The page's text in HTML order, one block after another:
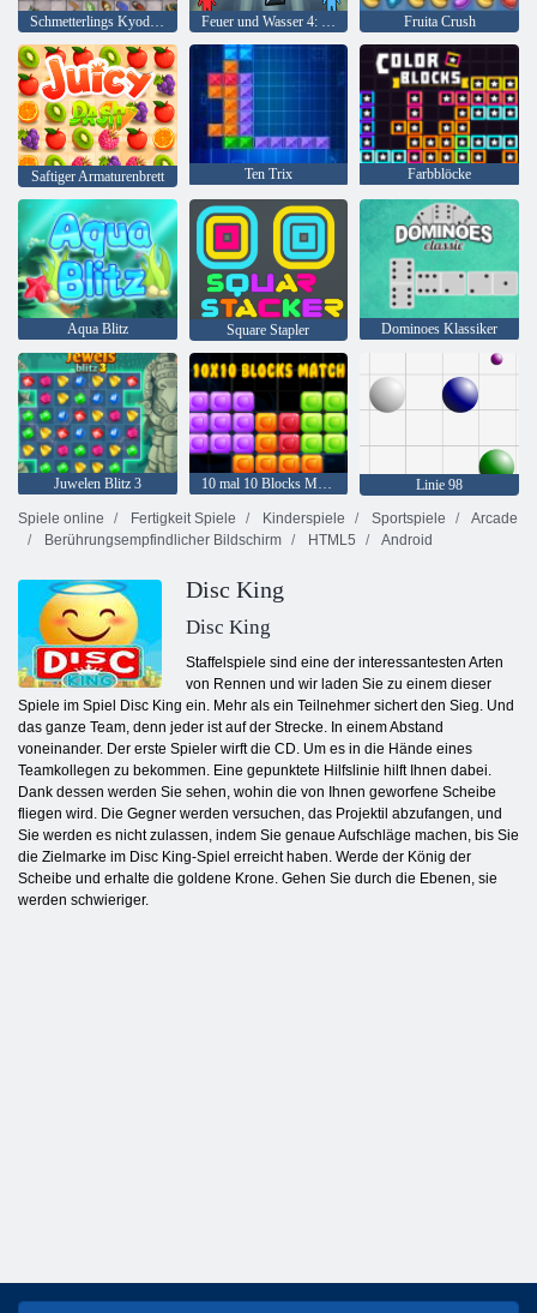
Schmetterlings Kyodai HD Feuer und Wasser 4: Kristalltempel Fruita Crush
Saftiger Armaturenbrett Ten Trix Farbblöcke
Aqua Blitz Square Stapler Dominoes Klassiker
Juwelen Blitz 3 10 mal 10 Blocks Match
Linie 98
Spiele online
Fertigkeit Spiele Kinderspiele Sportspiele
Arcade
Berührungsempfindlicher Bildschirm
HTML5 Android
Disc King
Disc King
Staffelspiele sind eine der interessantesten Arten
von Rennen und wir laden Sie zu einem dieser
Spiele im Spiel Disc King ein. Mehr als ein Teilnehmer sichert den Sieg. Und
das ganze Team, denn jeder ist auf der Strecke. In einem Abstand
voneinander. Der erste Spieler wirft die CD. Um es in die Hände eines
Teamkollegen zu bekommen. Eine gepunktete Hilfslinie hilft Ihnen dabei.
Dank dessen werden Sie sehen, wohin die von Ihnen geworfene Scheibe
fliegen wird. Die Gegner werden versuchen, das Projektil abzufangen, und
Sie werden es nicht zulassen, indem Sie genaue Aufschläge machen, bis Sie
die Zielmarke im Disc King-Spiel erreicht haben. Werde der König der
Scheibe und erhalte die goldene Krone. Gehen Sie durch die Ebenen, sie
werden schwieriger.